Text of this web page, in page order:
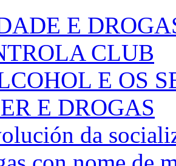
E
CLUB
E OS
E DROGAS
da